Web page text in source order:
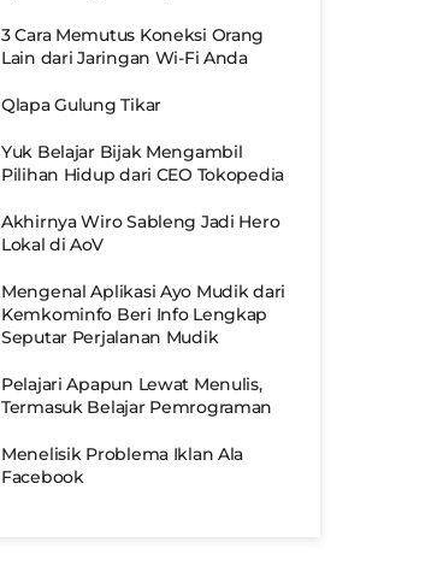
3 Cara Memutus Koneksi Orang
Lain dari Jaringan Wi-Fi Anda
Qlapa Gulung Tikar
Yuk Belajar Bijak Mengambil
Pilihan Hidup dari CEO Tokopedia
Akhirnya Wiro Sableng Jadi Hero
Lokal di AoV
Mengenal Aplikasi Ayo Mudik dari
Kemkominfo Beri Info Lengkap
Seputar Perjalanan Mudik
Pelajari Apapun Lewat Menulis,
Termasuk Belajar Pemrograman
Menelisik Problema Iklan Ala
Facebook